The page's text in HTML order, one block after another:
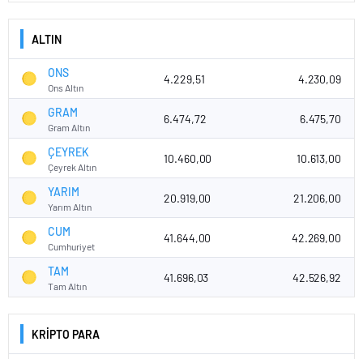
ALTIN
ONS
Ons Altın
4.229,51 4.230,09
GRAM
Gram Altın
6.474,72 6.475,70
ÇEYREK
Çeyrek Altın
10.460,00 10.613,00
YARIM
Yarım Altın
20.919,00 21.206,00
CUM
Cumhuriyet
41.644,00 42.269,00
TAM
Tam Altın
41.696,03 42.526,92
KRİPTO PARA